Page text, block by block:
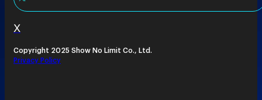
X
Copyright 2025 Show No Limit Co., Ltd.
Privacy Policy